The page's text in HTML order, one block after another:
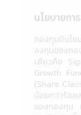
ขึ้นแก่ผู้ที่ใช้ข้
12. การที่ส
อนุมัติให้จัดตั้
รวมที่ปราก
มือถือนี้ มิได้
ก.ล.ต. และส
รับรองถึงคว
ชวน และมิไ
นโยบายกา
กองทุนมีนโย
ลงทุนของกอ
เดียวคือ
Growth
(Share
น้อยกว่าร้อ
ของกองทุน